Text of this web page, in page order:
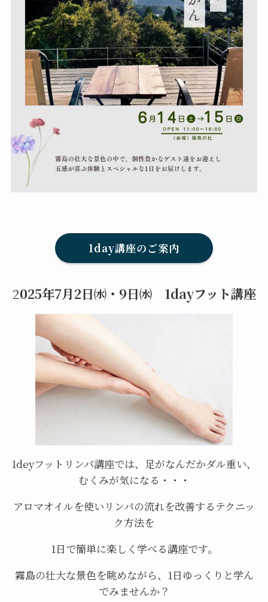
1day講座のご案内
2025年7月2日㈬・9日㈬ 1dayフット講座
1deyフットリンパ講座では、足がなんだかダル重い、
むくみが気になる・・・
アロマオイルを使いリンパの流れを改善するテクニッ
ク方法を
1日で簡単に楽しく学べる講座です。
霧島の壮大な景色を眺めながら、1日ゆっくりと学ん
でみませんか？